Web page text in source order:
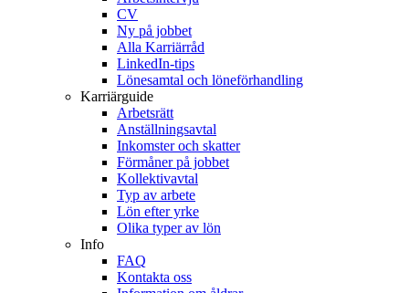
CV
Ny på jobbet
Alla Karriärråd
LinkedIn-tips
Lönesamtal och löneförhandling
Karriärguide
Arbetsrätt
Anställningsavtal
Inkomster och skatter
Förmåner på jobbet
Kollektivavtal
Typ av arbete
Lön efter yrke
Olika typer av lön
Info
FAQ
Kontakta oss